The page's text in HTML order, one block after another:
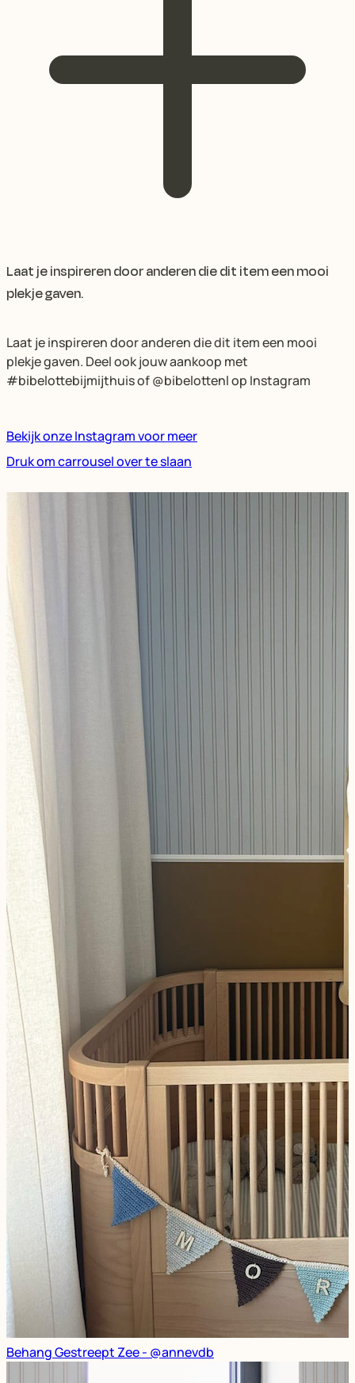
Laat je inspireren door anderen die dit item een mooi
plekje gaven.
Laat je inspireren door anderen die dit item een mooi
plekje gaven. Deel ook jouw aankoop met
#bibelottebijmijthuis of @bibelottenl op Instagram
Bekijk onze Instagram voor meer
Druk om carrousel over te slaan
Behang Gestreept Zee - @annevdb